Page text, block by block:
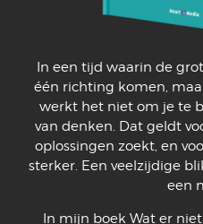
In een tijd waarin de
één richting komen,
werkt het niet om je te
van denken. Dat geldt
oplossingen zoekt, en
sterker. Een veelzijdige
een
In mijn boek Wat er